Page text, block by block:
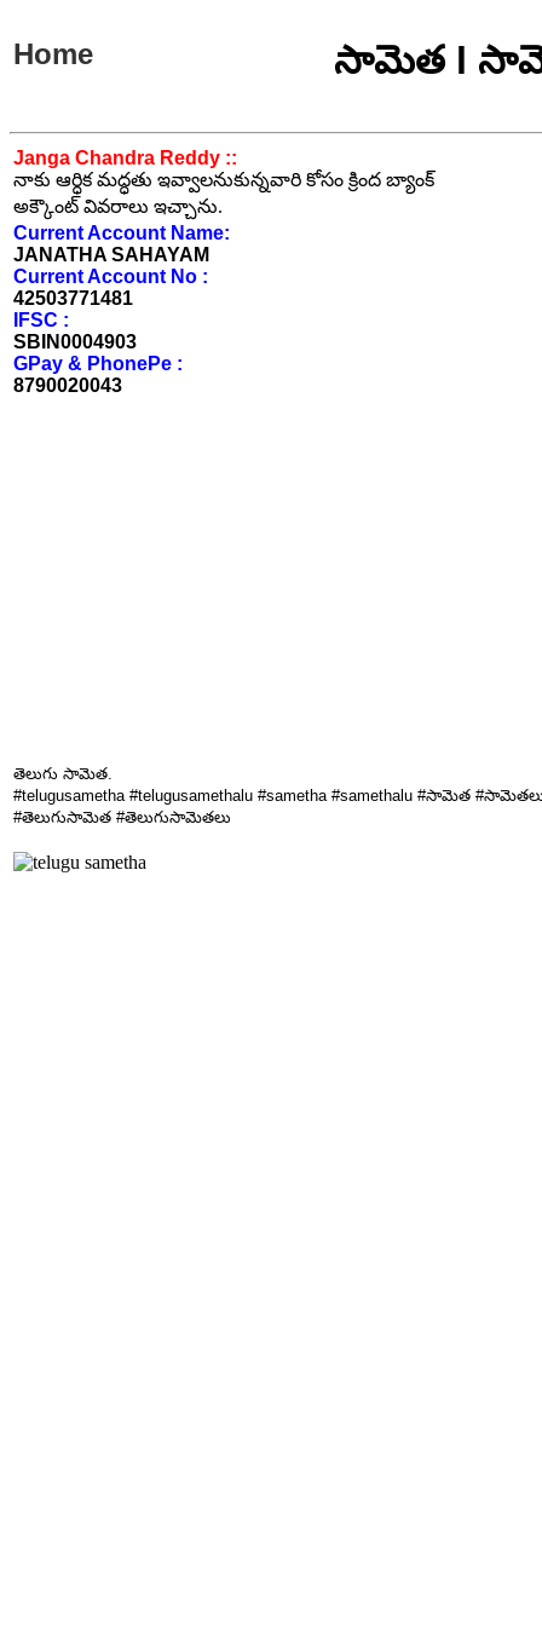
Home సామెత l
Janga Chandra Reddy ::
నాకు ఆర్ధిక మద్ధతు ఇవ్వాలనుకున్నవారి కోసం క్రింద బ్యాంక్
అక్కౌంట్ వివరాలు ఇచ్చాను.
Current Account Name:
JANATHA SAHAYAM
Current Account No :
42503771481
IFSC :
SBIN0004903
GPay & PhonePe :
8790020043
తెలుగు సామెత.
#telugusametha #telugusamethalu #sametha #samethalu #సామెత
#తెలుగుసామెత #తెలుగుసామెతలు